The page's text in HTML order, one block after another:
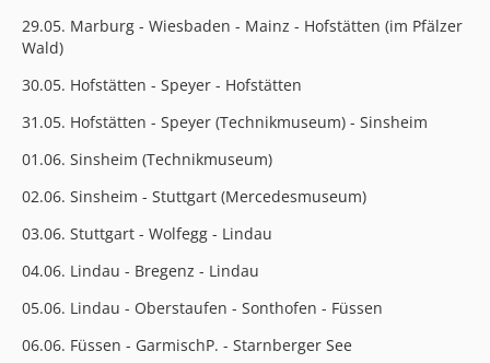
29.05. Marburg - Wiesbaden - Mainz - Hofstätten (im Pfälzer
Wald)
30.05. Hofstätten - Speyer - Hofstätten
31.05. Hofstätten - Speyer (Technikmuseum) - Sinsheim
01.06. Sinsheim (Technikmuseum)
02.06. Sinsheim - Stuttgart (Mercedesmuseum)
03.06. Stuttgart - Wolfegg - Lindau
04.06. Lindau - Bregenz - Lindau
05.06. Lindau - Oberstaufen - Sonthofen - Füssen
06.06. Füssen - GarmischP. - Starnberger See